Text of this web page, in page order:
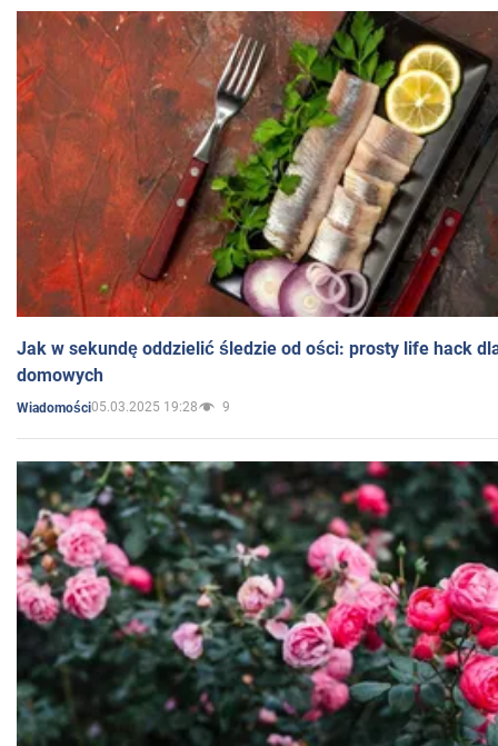
Jak w sekundę oddzielić śledzie od ości: prosty life hack
domowych
Wiadomości05.03.2025 19:28 9